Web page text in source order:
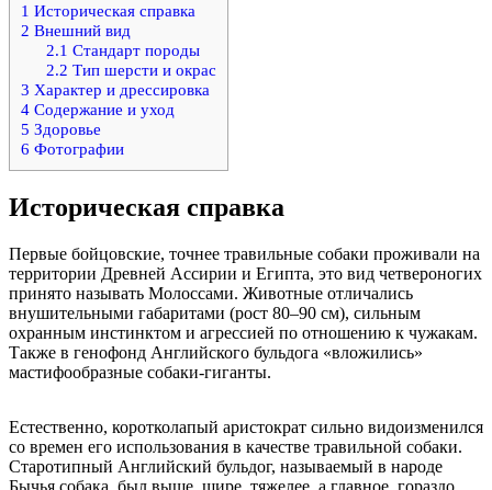
1 Историческая справка
2 Внешний вид
2.1 Стандарт породы
2.2 Тип шерсти и окрас
3 Характер и дрессировка
4 Содержание и уход
5 Здоровье
6 Фотографии
Историческая справка
Первые бойцовские, точнее травильные собаки проживали на
территории Древней Ассирии и Египта, это вид четвероногих
принято называть Молоссами. Животные отличались
внушительными габаритами (рост 80–90 см), сильным
охранным инстинктом и агрессией по отношению к чужакам.
Также в генофонд Английского бульдога «вложились»
мастифообразные собаки-гиганты.
Естественно, коротколапый аристократ сильно видоизменился
со времен его использования в качестве травильной собаки.
Старотипный Английский бульдог, называемый в народе
Бычья собака, был выше, шире, тяжелее, а главное, гораздо